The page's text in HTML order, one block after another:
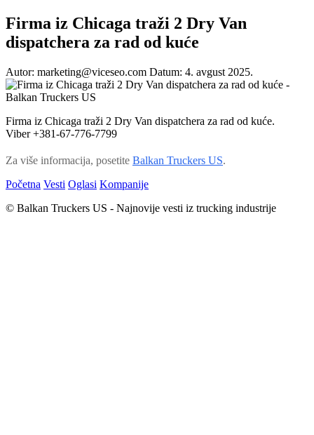
Firma iz Chicaga traži 2 Dry Van
dispatchera za rad od kuće
Autor: marketing@viceseo.com Datum: 4. avgust 2025.
Firma iz Chicaga traži 2 Dry Van dispatchera za rad od kuće.
Viber +381-67-776-7799
Za više informacija, posetite Balkan Truckers US.
Početna Vesti Oglasi Kompanije
© Balkan Truckers US - Najnovije vesti iz trucking industrije